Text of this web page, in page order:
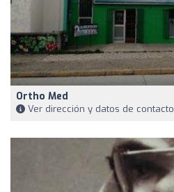
Ortho Med
Ver dirección y datos de contacto